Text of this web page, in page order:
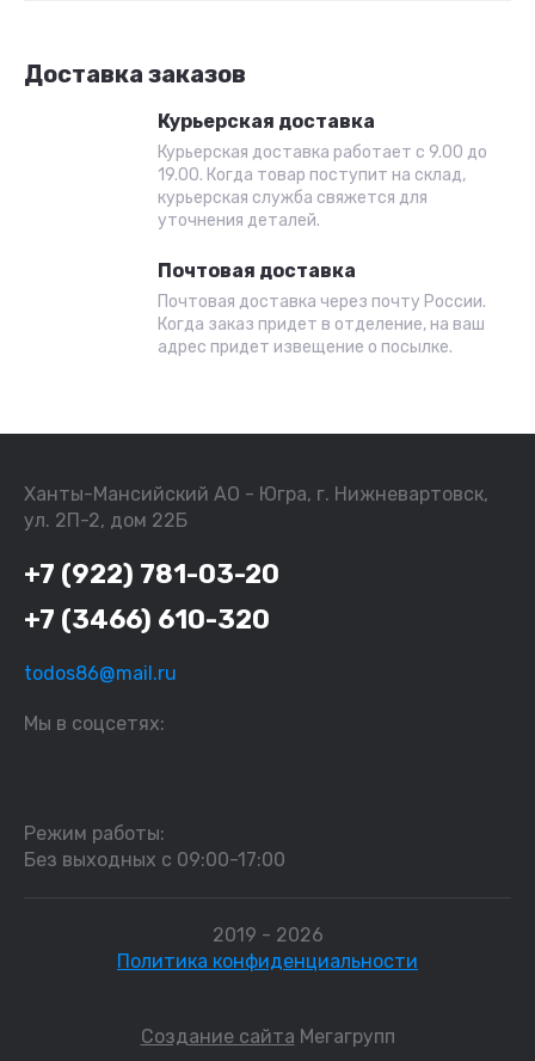
Доставка заказов
Курьерская доставка
Курьерская доставка работает с 9.00 до
19.00. Когда товар поступит на склад,
курьерская служба свяжется для
уточнения деталей.
Почтовая доставка
Почтовая доставка через почту России.
Когда заказ придет в отделение, на ваш
адрес придет извещение о посылке.
Ханты-Мансийский АО - Югра, г. Нижневартовск,
ул. 2П-2, дом 22Б
+7 (922) 781-03-20
+7 (3466) 610-320
todos86@mail.ru
Мы в соцсетях:
Режим работы:
Без выходных с 09:00-17:00
2019 - 2026
Политика конфиденциальности
Создание сайта Мегагрупп